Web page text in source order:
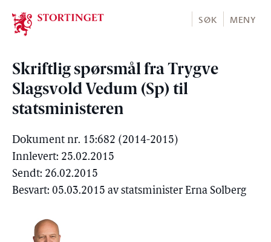
Stortinget.no
SØK MENY
Skriftlig spørsmål fra Trygve
Slagsvold Vedum (Sp) til
statsministeren
Dokument nr. 15:682 (2014-2015)
Innlevert: 25.02.2015
Sendt: 26.02.2015
Besvart: 05.03.2015 av statsminister Erna Solberg